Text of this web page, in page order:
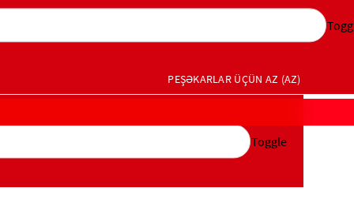
PEŞƏKARLAR ÜÇÜN AZ (AZ)
Toggle